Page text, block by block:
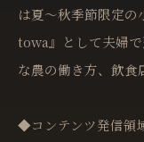
は夏〜秋季節限定
towa』として夫婦
な農の働き方、飲食
◆コンテンツ発信領